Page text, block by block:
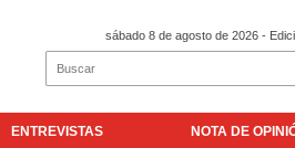
sábado 8 de agosto de 2026 -
ENTREVISTAS NOTA DE